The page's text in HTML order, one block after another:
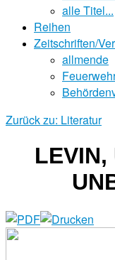
alle Titel...
Reihen
Zeitschriften/
allmende
Zurück zu: Literatur
LEVIN,